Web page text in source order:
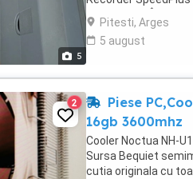
5
As, 50 60Hz. În
Pitesti, Arges
5 august
2
Piese
16gb 3600mhz
Cooler Noctua NH-
Sursa Bequiet
cutia originala cu